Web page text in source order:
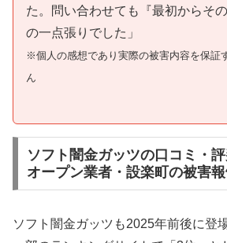
た。問い合わせても『最初からそ
の一点張りでした」
※個人の感想であり実際の被害内容を保証
ん
ソフト闇金ガッツの口コミ・
オープン業者・設楽町の被害報
ソフト闇金ガッツも2025年前後に登